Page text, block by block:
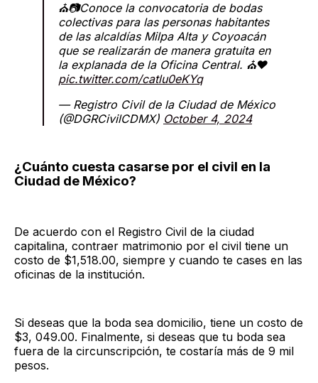
⛪️📷Conoce la convocatoria de bodas
colectivas para las personas habitantes
de las alcaldías Milpa Alta y Coyoacán
que se realizarán de manera gratuita en
la explanada de la Oficina Central. ⛪️❤️
pic.twitter.com/catlu0eKYq
— Registro Civil de la Ciudad de México
(@DGRCivilCDMX) October 4, 2024
¿Cuánto cuesta casarse por el civil en la
Ciudad de México?
De acuerdo con el Registro Civil de la ciudad
capitalina, contraer matrimonio por el civil tiene un
costo de $1,518.00, siempre y cuando te cases en las
oficinas de la institución.
Si deseas que la boda sea domicilio, tiene un costo de
$3, 049.00. Finalmente, si deseas que tu boda sea
fuera de la circunscripción, te costaría más de 9 mil
pesos.